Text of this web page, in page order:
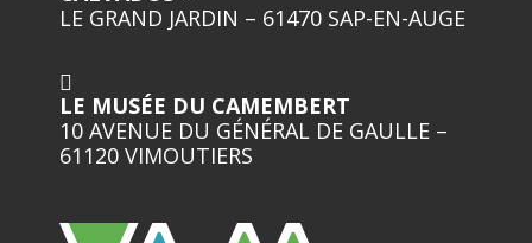
LE GRAND JARDIN – 61470 SAP-EN-AUGE
LE MUSÉE DU CAMEMBERT
10 AVENUE DU GÉNÉRAL DE GAULLE –
61120 VIMOUTIERS